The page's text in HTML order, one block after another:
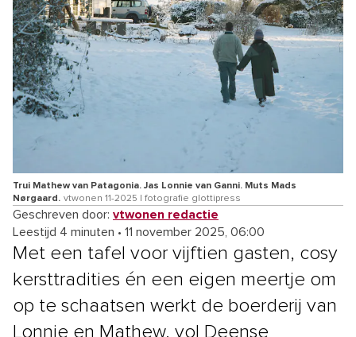
Trui Mathew van Patagonia. Jas Lonnie van Ganni. Muts Mads
Nørgaard. vtwonen 11-2025 | fotografie glottipress
Geschreven door: vtwonen redactie
Leestijd 4 minuten • 11 november 2025, 06:00
Met een tafel voor vijftien gasten, cosy
kersttradities én een eigen meertje om
op te schaatsen werkt de boerderij van
Lonnie en Mathew, vol Deense